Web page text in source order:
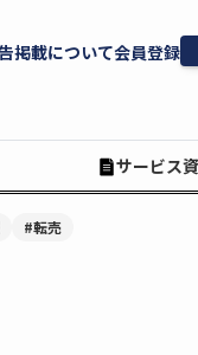
掲載について会員登録
サービス
#転売